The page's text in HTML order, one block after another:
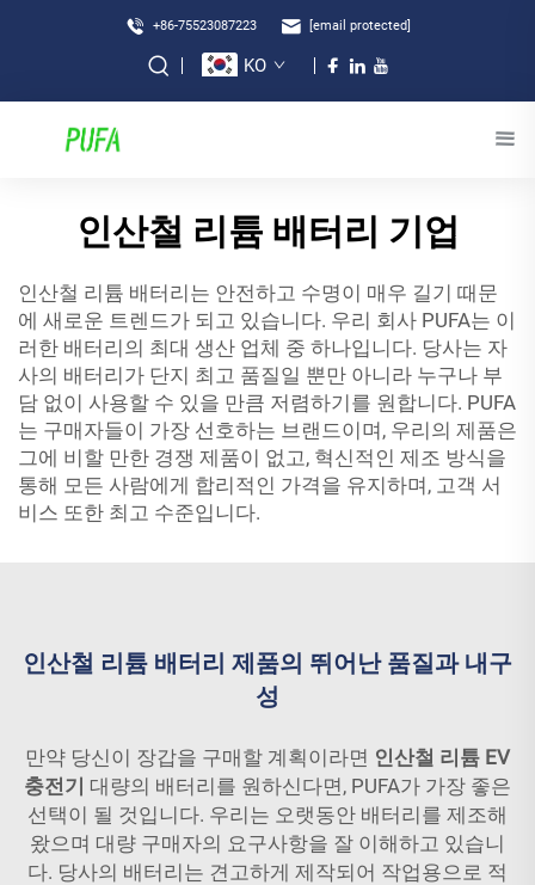
+86-75523087223 [email protected]
KO
인산철 리튬 배터리 기업
인산철 리튬 배터리는 안전하고 수명이 매우 길기 때문
에 새로운 트렌드가 되고 있습니다. 우리 회사 PUFA는 이
러한 배터리의 최대 생산 업체 중 하나입니다. 당사는 자
사의 배터리가 단지 최고 품질일 뿐만 아니라 누구나 부
담 없이 사용할 수 있을 만큼 저렴하기를 원합니다. PUFA
는 구매자들이 가장 선호하는 브랜드이며, 우리의 제품은
그에 비할 만한 경쟁 제품이 없고, 혁신적인 제조 방식을
통해 모든 사람에게 합리적인 가격을 유지하며, 고객 서
비스 또한 최고 수준입니다.
인산철 리튬 배터리 제품의 뛰어난 품질과 내구
성
만약 당신이 장갑을 구매할 계획이라면 인산철 리튬 EV
충전기 대량의 배터리를 원하신다면, PUFA가 가장 좋은
선택이 될 것입니다. 우리는 오랫동안 배터리를 제조해
왔으며 대량 구매자의 요구사항을 잘 이해하고 있습니
다. 당사의 배터리는 견고하게 제작되어 작업용으로 적